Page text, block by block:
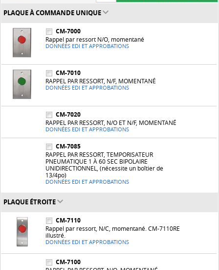
PLAQUE À COMMANDE UNIQUE
CM-7000
Rappel par ressort N/O, momentané
DONNÉES EDI ET APPROBATIONS
CM-7010
RAPPEL PAR RESSORT, N/F, MOMENTANÉ
DONNÉES EDI ET APPROBATIONS
CM-7020
RAPPEL PAR RESSORT, N/O ET N/F, MOMENTANÉ
DONNÉES EDI ET APPROBATIONS
CM-7085
RAPPEL PAR RESSORT, TEMPORISATEUR
PNEUMATIQUE 1 À 60 SEC BIPOLAIRE
UNIDIRECTIONNEL, (nécessite un boîtier de
13/4po)
DONNÉES EDI ET APPROBATIONS
PLAQUE ÉTROITE
CM-7110
Rappel par ressort, N/C, momentané. CM-7110RE
illustré.
DONNÉES EDI ET APPROBATIONS
CM-7100